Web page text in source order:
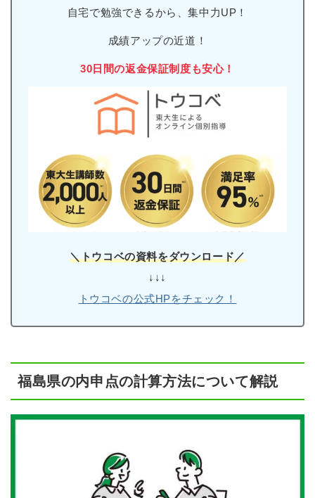
自宅で勉強できるから、集中力UP！
成績アップの近道！
30日間の返金保証制度も安心！
＼トウコベの資料をダウンロード／
↓↓↓
トウコベの公式HPをチェック！
福島県の内申点の計算方法について解説